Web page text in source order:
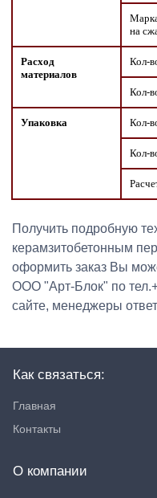
на
Расход
материалов
Кол-
Кол-
Упаковка Кол-
Кол-
Получить подробную
керамзитобетонным
оформить заказ Вы
ООО "Арт-Блок" по
сайте, менеджеры
Как связаться:
Главная
Контакты
О компании